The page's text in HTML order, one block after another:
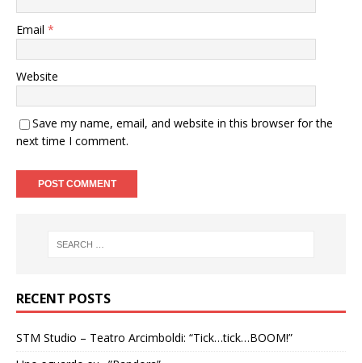
Email *
Website
Save my name, email, and website in this browser for the
next time I comment.
RECENT POSTS
STM Studio – Teatro Arcimboldi: “Tick…tick…BOOM!”